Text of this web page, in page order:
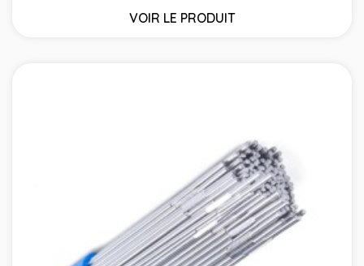
VOIR LE PRODUIT